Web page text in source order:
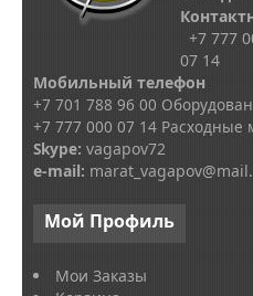
+7 777
07 14
Мобильный телефон
+7 701 788 96 00
+7 777 000 07 14 Расходные
Skype: vagapov72
e-mail:
Мой Профиль
Мои Заказы